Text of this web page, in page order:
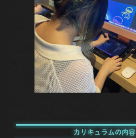
カリキュラムの内容